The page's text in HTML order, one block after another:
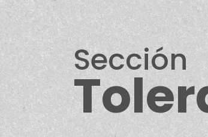
Sección